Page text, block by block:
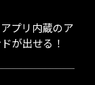
プリ内蔵のア
が出せる！